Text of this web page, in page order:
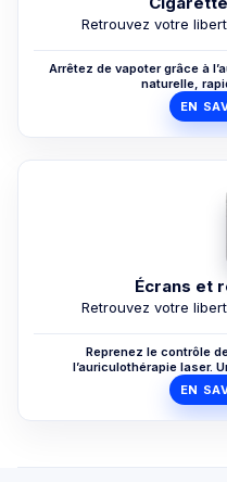
Retrouvez votre
Arrêtez de vapoter grâce à
naturelle,
EN
Écrans et
Retrouvez votre
Reprenez le contrôle
l’auriculothérapie laser.
EN